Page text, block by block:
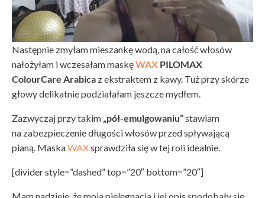
Następnie zmyłam mieszankę wodą, na całość włosów
nałożyłam i wczesałam maskęWAX PILOMAX
ColourCare Arabica z ekstraktem z kawy. Tuż przy skórze
głowy delikatnie podziałałam jeszcze mydłem.
Zazwyczaj przy takim „pół-emulgowaniu”stawiam
na zabezpieczenie długości włosów przed spływającą
pianą. MaskaWAXsprawdziła się w tej roli idealnie.
[divider style=”dashed” top=”20″ bottom=”20″]